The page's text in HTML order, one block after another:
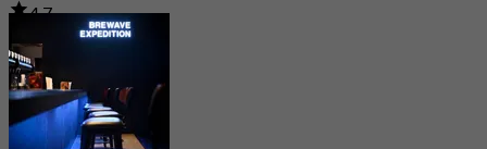
4.7
255 Забронировано
От ฿ 362.5